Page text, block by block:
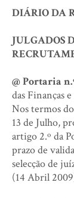
DIÁRIO DA
JULGADOS
@ Portaria
das Finanças
Nos termos
13 de Julho,
artigo 2.º da
prazo de
selecção de
(14 Abril